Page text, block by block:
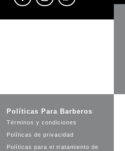
Políticas Para Barberos
Términos y condiciones
Políticas de privacidad
Políticas para el tratamiento de